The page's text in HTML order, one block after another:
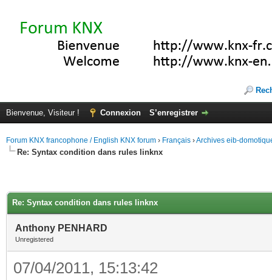
Bienvenue, Visiteur ! Connexion S’enregistrer
Forum KNX francophone / English KNX forum › Français ›Archives eib-
Re: Syntax condition dans rules linknx
Re: Syntax condition dans rules linknx
Anthony PENHARD
Unregistered
07/04/2011, 15:13:42